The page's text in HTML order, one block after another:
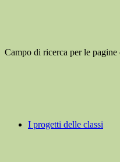
Campo di ricerca per le pagine
I progetti delle classi